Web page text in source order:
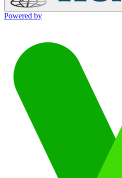
Powered by